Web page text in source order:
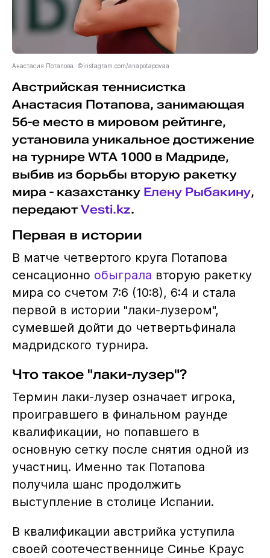
Анастасия Потапова. ©instagram.com/anapotapovaa
Австрийская теннисистка
Анастасия Потапова, занимающая
56-е место в мировом рейтинге,
установила уникальное достижение
на турнире WTA 1000 в Мадриде,
выбив из борьбы вторую ракетку
мира - казахстанку Елену Рыбакину,
передают Vesti.kz.
Первая в истории
В матче четвертого круга Потапова
сенсационно обыграла вторую ракетку
мира со счетом 7:6 (10:8), 6:4 и стала
первой в истории "лаки-лузером",
сумевшей дойти до четвертьфинала
мадридского турнира.
Что такое "лаки-лузер"?
Термин лаки-лузер означает игрока,
проигравшего в финальном раунде
квалификации, но попавшего в
основную сетку после снятия одной из
участниц. Именно так Потапова
получила шанс продолжить
выступление в столице Испании.
В квалификации австрийка уступила
своей соотечественнице Синье Краус